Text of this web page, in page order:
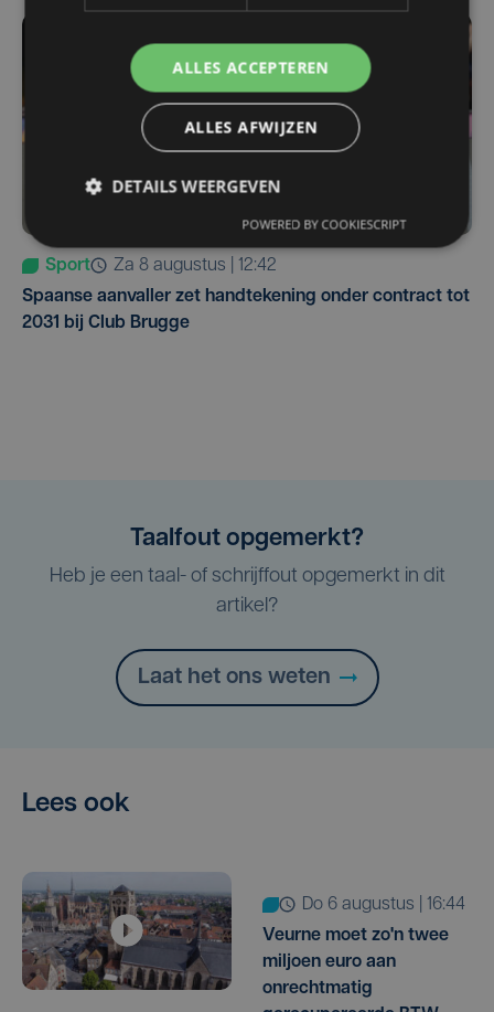
Sport
za 8 augustus | 12:42
Spaanse aanvaller zet handtekening onder contract tot
2031 bij Club Brugge
Taalfout opgemerkt?
Heb je een taal- of schrijffout opgemerkt in dit
artikel?
Laat het ons weten
Lees ook
do 6 augustus | 16:44
Veurne moet zo'n twee
miljoen euro aan
onrechtmatig
ALLES ACCEPTEREN
ALLES AFWIJZEN
DETAILS WEERGEVEN
POWERED BY COOKIESCRIPT